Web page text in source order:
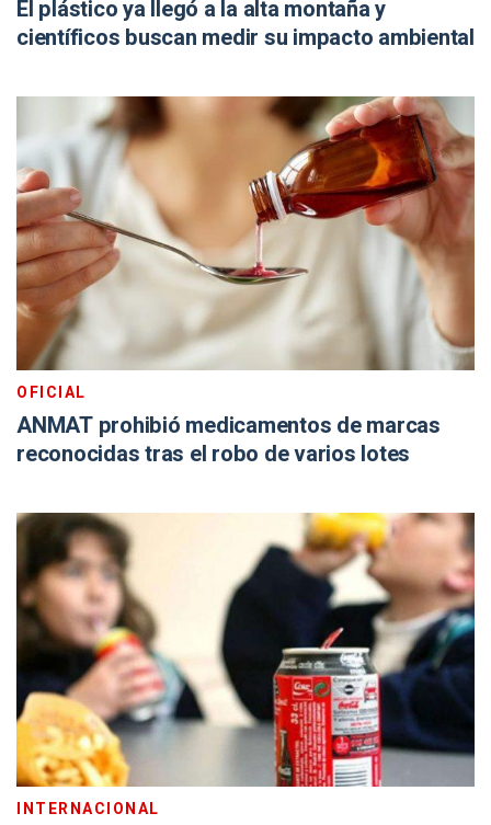
El plástico ya llegó a la alta montaña y
científicos buscan medir su impacto ambiental
OFICIAL
ANMAT prohibió medicamentos de marcas
reconocidas tras el robo de varios lotes
INTERNACIONAL